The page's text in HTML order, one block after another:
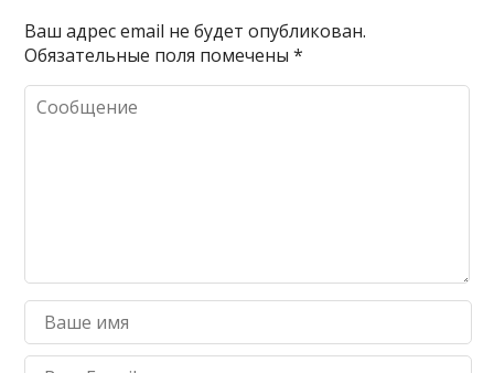
Ваш адрес email не будет опубликован.
Обязательные поля помечены*